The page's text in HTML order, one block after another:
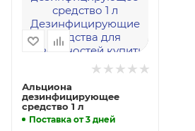
Альциона
дезинфицирующее
средство 1 л
Поставка от 3 дней